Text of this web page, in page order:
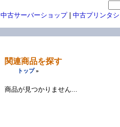
関連商品を探す
トップ»
商品が見つかりません...
中古サーバーショップ| 中古プリンタ